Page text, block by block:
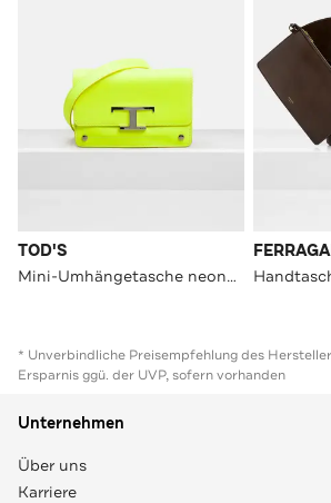
TOD'S
Mini-Umhängetasche neongelb
* Unverbindliche Preisempfehlung des
Ersparnis ggü. der UVP, sofern vorhanden
Unternehmen
Über uns
Karriere